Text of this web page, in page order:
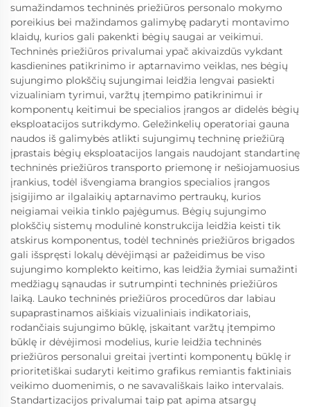
sumažindamos techninės priežiūros personalo mokymo
poreikius bei mažindamos galimybę padaryti montavimo
klaidų, kurios gali pakenkti bėgių saugai ar veikimui.
Techninės priežiūros privalumai ypač akivaizdūs vykdant
kasdienines patikrinimo ir aptarnavimo veiklas, nes bėgių
sujungimo plokščių sujungimai leidžia lengvai pasiekti
vizualiniam tyrimui, varžtų įtempimo patikrinimui ir
komponentų keitimui be specialios įrangos ar didelės bėgių
eksploatacijos sutrikdymo. Geležinkelių operatoriai gauna
naudos iš galimybės atlikti sujungimų techninę priežiūrą
įprastais bėgių eksploatacijos langais naudojant standartinę
techninės priežiūros transporto priemonę ir nešiojamuosius
įrankius, todėl išvengiama brangios specialios įrangos
įsigijimo ar ilgalaikių aptarnavimo pertraukų, kurios
neigiamai veikia tinklo pajėgumus. Bėgių sujungimo
plokščių sistemų modulinė konstrukcija leidžia keisti tik
atskirus komponentus, todėl techninės priežiūros brigados
gali išspręsti lokalų dėvėjimąsi ar pažeidimus be viso
sujungimo komplekto keitimo, kas leidžia žymiai sumažinti
medžiagų sąnaudas ir sutrumpinti techninės priežiūros
laiką. Lauko techninės priežiūros procedūros dar labiau
supaprastinamos aiškiais vizualiniais indikatoriais,
rodančiais sujungimo būklę, įskaitant varžtų įtempimo
būklę ir dėvėjimosi modelius, kurie leidžia techninės
priežiūros personalui greitai įvertinti komponentų būklę ir
prioritetiškai sudaryti keitimo grafikus remiantis faktiniais
veikimo duomenimis, o ne savavališkais laiko intervalais.
Standartizacijos privalumai taip pat apima atsargų